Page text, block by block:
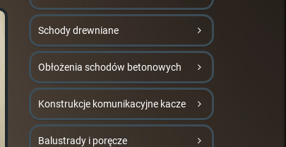
Schody drewniane
Obłożenia schodów betonowych
Konstrukcje komunikacyjne kacze
Balustrady i poręcze